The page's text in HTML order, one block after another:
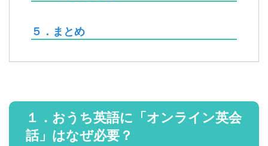
５．まとめ
１．おうち英語に「オンライン英会
話」はなぜ必要？